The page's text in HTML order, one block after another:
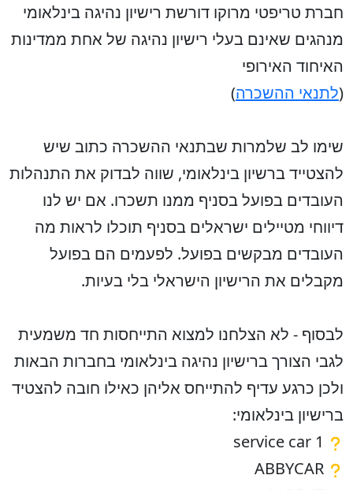
חברת טריפטי מרוקו דורשת רישיון נהיגה בינלאומי
מנהגים שאינם בעלי רישיון נהיגה של אחת ממדינות
האיחוד האירופי
(לתנאי ההשכרה)
שימו לב שלמרות שבתנאי ההשכרה כתוב שיש
להצטייד ברשיון בינלאומי, שווה לבדוק את התנהלות
העובדים בפועל בסניף ממנו תשכרו. אם יש לנו
דיווחי מטיילים ישראלים בסניף תוכלו לראות מה
העובדים מבקשים בפועל. לפעמים הם בפועל
מקבלים את הרישיון הישראלי בלי בעיות.
לבסוף - לא הצלחנו למצוא התייחסות חד משמעית
לגבי הצורך ברישיון נהיגה בינלאומי בחברות הבאות
ולכן כרגע עדיף להתייחס אליהן כאילו חובה להצטיד
ברישיון בינלאומי: